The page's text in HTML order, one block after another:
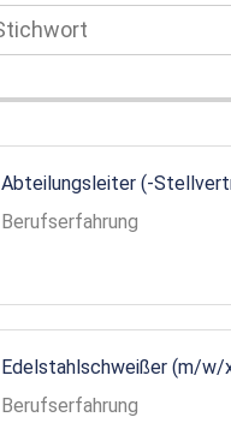
Abteilungsleiter (-
Berufserfahrung
Edelstahlschweißer (m/w/
Berufserfahrung